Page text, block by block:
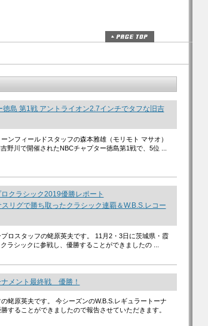
島 第1戦 アントライオン2.7インチでタフな旧吉
ンフィールドスタッフの森本雅雄（モリモト マサオ）
野川で開催されたNBCチャプター徳島第1戦で、5位 ...
クラシック2019優勝レポート
リグで勝ち取ったクラシック連覇＆W.B.S.レコー
ロスタッフの蛯原英夫です。 11月2・3日に茨城県・霞
ラシックに参戦し、優勝することができましたの ...
メント最終戦 優勝！
蛯原英夫です。 今シーズンのW.B.S.レギュラートーナ
することができましたので報告させていただきます。